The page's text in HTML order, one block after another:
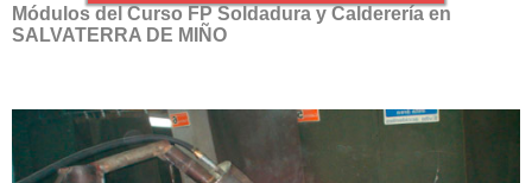
Módulos del Curso FP Soldadura y Calderería en
SALVATERRA DE MIÑO